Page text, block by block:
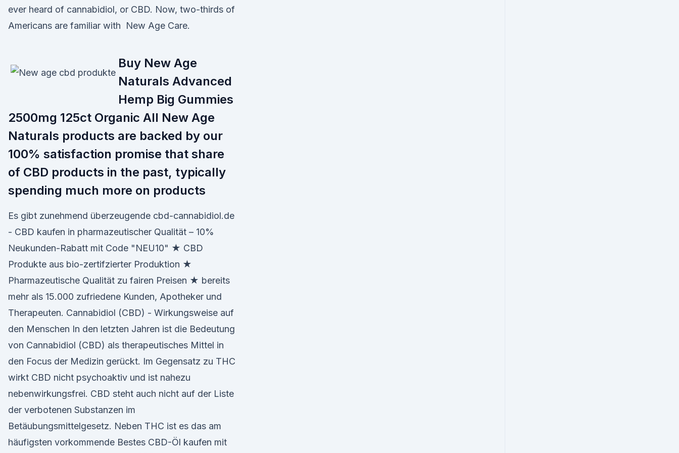
ever heard of cannabidiol, or CBD. Now, two-thirds of
Americans are familiar with New Age Care.
Buy New Age
Naturals Advanced
Hemp Big Gummies
2500mg 125ct Organic All New Age
Naturals products are backed by our
100% satisfaction promise that share
of CBD products in the past, typically
spending much more on products
Es gibt zunehmend überzeugende cbd-cannabidiol.de
- CBD kaufen in pharmazeutischer Qualität – 10%
Neukunden-Rabatt mit Code "NEU10" ★ CBD
Produkte aus bio-zertifzierter Produktion ★
Pharmazeutische Qualität zu fairen Preisen ★ bereits
mehr als 15.000 zufriedene Kunden, Apotheker und
Therapeuten. Cannabidiol (CBD) - Wirkungsweise auf
den Menschen In den letzten Jahren ist die Bedeutung
von Cannabidiol (CBD) als therapeutisches Mittel in
den Focus der Medizin gerückt. Im Gegensatz zu THC
wirkt CBD nicht psychoaktiv und ist nahezu
nebenwirkungsfrei. CBD steht auch nicht auf der Liste
der verbotenen Substanzen im
Betäubungsmittelgesetz. Neben THC ist es das am
häufigsten vorkommende Bestes CBD-Öl kaufen mit